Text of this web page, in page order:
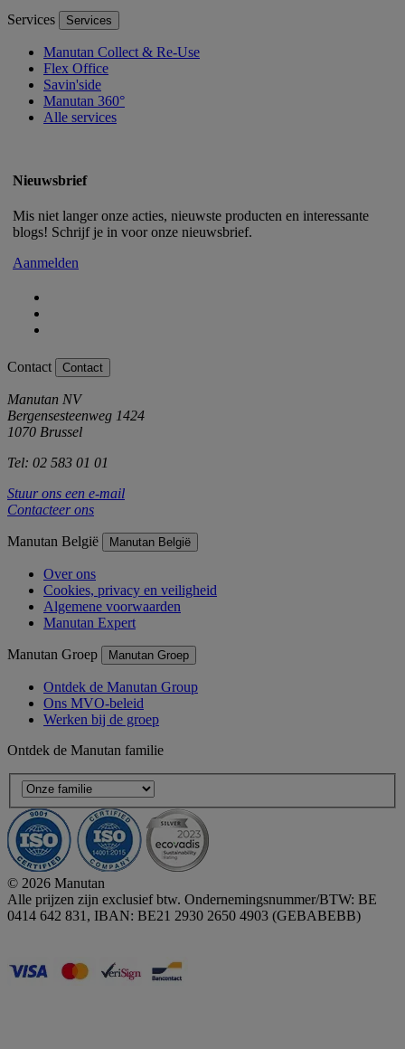
Services Services
Manutan Collect & Re-Use
Flex Office
Savin'side
Manutan 360°
Alle services
Nieuwsbrief
Mis niet langer onze acties, nieuwste producten en interessante
blogs! Schrijf je in voor onze nieuwsbrief.
Aanmelden
Contact Contact
Manutan NV
Bergensesteenweg 1424
1070 Brussel
Tel: 02 583 01 01
Stuur ons een e-mail
Contacteer ons
Manutan België Manutan België
Over ons
Cookies, privacy en veiligheid
Algemene voorwaarden
Manutan Expert
Manutan Groep Manutan Groep
Ontdek de Manutan Group
Ons MVO-beleid
Werken bij de groep
Ontdek de Manutan familie
© 2026 Manutan
Alle prijzen zijn exclusief btw. Ondernemingsnummer/BTW: BE
0414 642 831, IBAN: BE21 2930 2650 4903 (GEBABEBB)